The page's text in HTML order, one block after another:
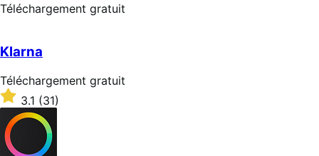
Téléchargement
Téléchargement gratuit
Klarna
Téléchargement
gratuit
Téléchargement gratuit
Noté
3.1
sur
5 étoiles
3.1 (31)